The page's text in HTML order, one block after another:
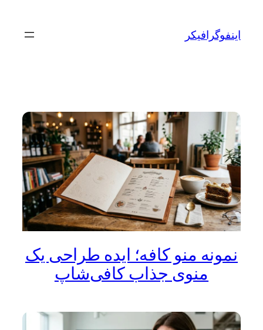
محتوااینفوگرافیکر
نمونه منو کافه؛ ایده‌ طراحی یک
منوی جذاب کافی‌شاپ